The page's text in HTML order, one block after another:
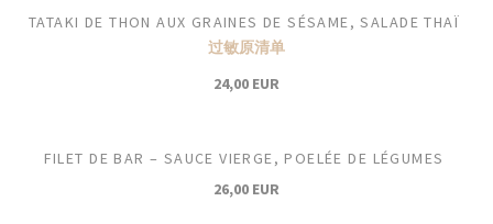
TATAKI DE THON AUX GRAINES DE SÉSAME, SALADE THAÏ
过敏原清单
24,00 EUR
FILET DE BAR – SAUCE VIERGE, POELÉE DE LÉGUMES
26,00 EUR